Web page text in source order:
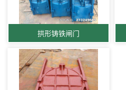
拱形铸铁闸门